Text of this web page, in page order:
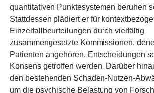
quantitativen Punktesystemen beruhen
Stattdessen plädiert er für
Einzelfallbeurteilungen durch vielfältig
zusammengesetzte Kommissionen,
Patienten angehören. Entscheidungen
Konsens getroffen werden. Darüber
den bestehenden Schaden-Nutzen-
um die psychische Belastung von